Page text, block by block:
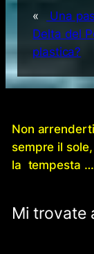
«
Una
Delta del
plastica?
Non
sempre il
la tempesta
Mi trovate